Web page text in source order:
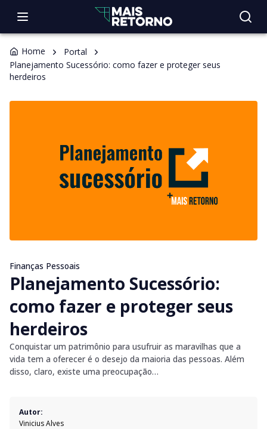
Home
Portal
Planejamento Sucessório: como fazer e proteger seus
herdeiros
Finanças Pessoais
Planejamento Sucessório:
como fazer e proteger seus
herdeiros
Conquistar um patrimônio para usufruir as maravilhas que a
vida tem a oferecer é o desejo da maioria das pessoas. Além
disso, claro, existe uma preocupação…
Autor:
Vinicius Alves